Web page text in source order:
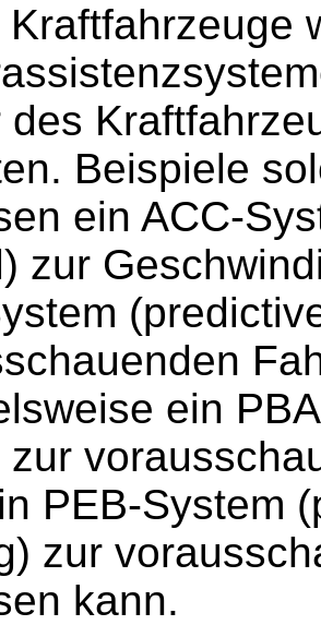
Kraftfahrzeuge
des
Beispiele
ein ACC-
zur
ein
zur
PEB-System
zur
kann.